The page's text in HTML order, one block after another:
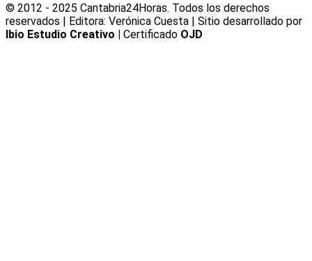
© 2012 - 2025 Cantabria24Horas. Todos los derechos
reservados | Editora: Verónica Cuesta | Sitio desarrollado por
Ibio Estudio Creativo | Certificado OJD